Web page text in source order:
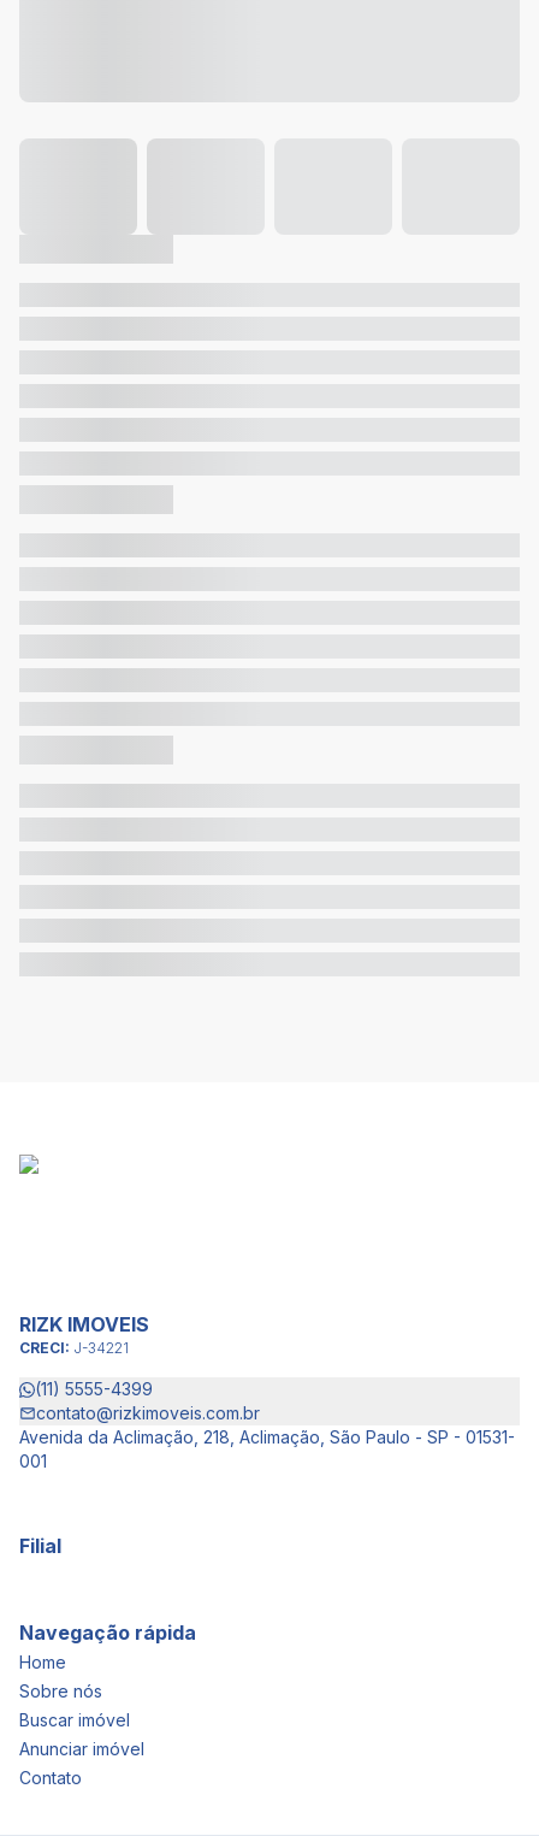
RIZK IMOVEIS
CRECI: J-34221
(11) 5555-4399
contato@rizkimoveis.com.br
Avenida da Aclimação, 218, Aclimação, São Paulo - SP - 01531-
001
Filial
Navegação rápida
Home
Sobre nós
Buscar imóvel
Anunciar imóvel
Contato